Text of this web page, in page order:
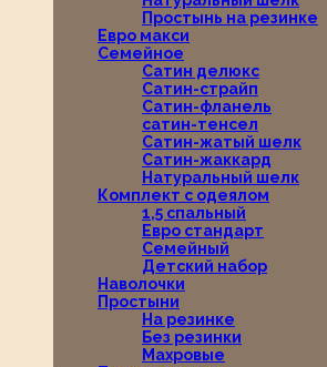
Простынь на резинке
Евро макси
Семейное
Сатин делюкс
Сатин-страйп
Сатин-фланель
сатин-тенсел
Сатин-жатый шелк
Сатин-жаккард
Натуральный шелк
Комплект с одеялом
1,5 спальный
Евро стандарт
Семейный
Детский набор
Наволочки
Простыни
На резинке
Без резинки
Махровые